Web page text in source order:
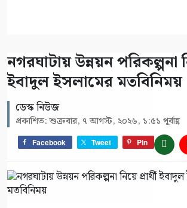
নগরঘাটায় উন্নয়ন পরিকল্পনা
ইবাদুল ইসলামের মতবিনিময়
ডেস্ক নিউজ
প্রকাশিত: শুক্রবার, ৭ আগস্ট, ২০২৬, ১:৫১ পূর্বাহ্ণ
Facebook Tweet Pin